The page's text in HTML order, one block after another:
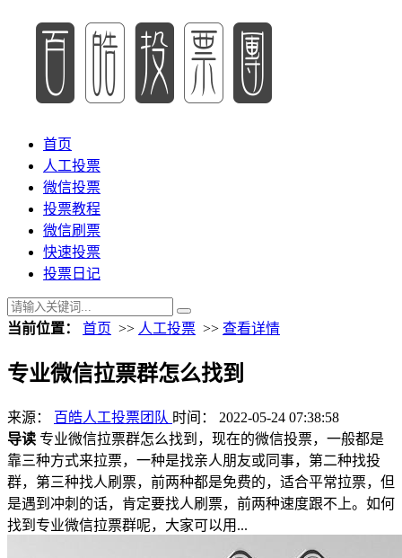
首页
人工投票
微信投票
投票教程
微信刷票
快速投票
投票日记
当前位置： 首页 >> 人工投票 >> 查看详情
专业微信拉票群怎么找到
来源： 百皓人工投票团队 时间： 2022-05-24 07:38:58
导读 专业微信拉票群怎么找到，现在的微信投票，一般都是
靠三种方式来拉票，一种是找亲人朋友或同事，第二种找投
群，第三种找人刷票，前两种都是免费的，适合平常拉票，但
是遇到冲刺的话，肯定要找人刷票，前两种速度跟不上。如何
找到专业微信拉票群呢，大家可以用...